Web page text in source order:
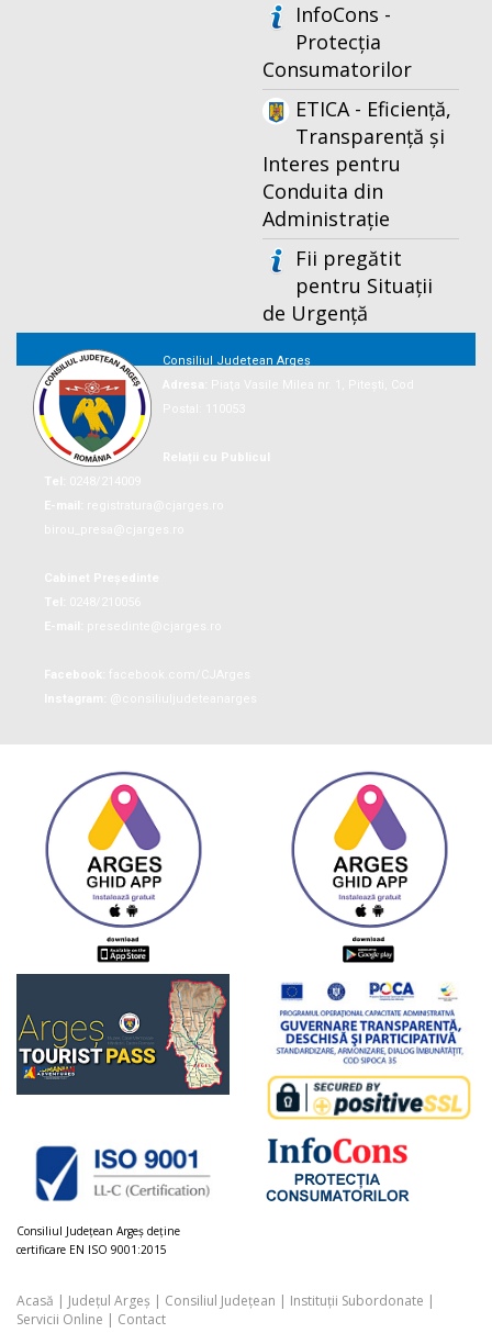
InfoCons -
Protecția
Consumatorilor
ETICA - Eficiență,
Transparență și
Interes pentru
Conduita din
Administrație
Fii pregătit
pentru Situații
de Urgență
Consiliul Județean Argeș
Consiliul Judeţean Argeș deţine
certificare EN ISO 9001:2015
Acasă | Județul Argeș | Consiliul Județean | Instituții Subordonate |
Servicii Online | Contact